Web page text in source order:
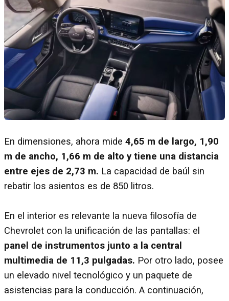
En dimensiones, ahora mide 4,65 m de largo, 1,90
m de ancho, 1,66 m de alto y tiene una distancia
entre ejes de 2,73 m. La capacidad de baúl sin
rebatir los asientos es de 850 litros.
En el interior es relevante la nueva filosofía de
Chevrolet con la unificación de las pantallas: el
panel de instrumentos junto a la central
multimedia de 11,3 pulgadas. Por otro lado, posee
un elevado nivel tecnológico y un paquete de
asistencias para la conducción. A continuación,